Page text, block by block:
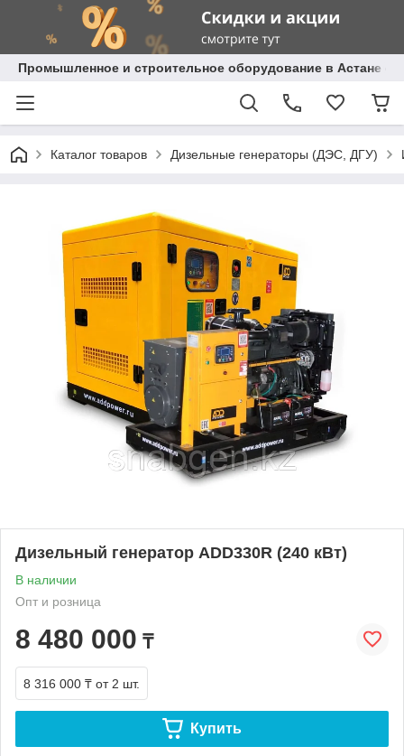
Промышленное и строительное оборудование в Астане с
Каталог товаров Дизельные генераторы (ДЭС, ДГУ)
Дизельный генератор ADD330R (240 кВт)
В наличии
Опт и розница
8 480 000 ₸
8 316 000 ₸ от 2 шт.
Купить